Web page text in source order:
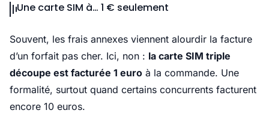
Une carte SIM à… 1 € seulement
Souvent, les frais annexes viennent alourdir la facture
d’un forfait pas cher. Ici, non : la carte SIM triple
découpe est facturée 1 euro à la commande. Une
formalité, surtout quand certains concurrents facturent
encore 10 euros.